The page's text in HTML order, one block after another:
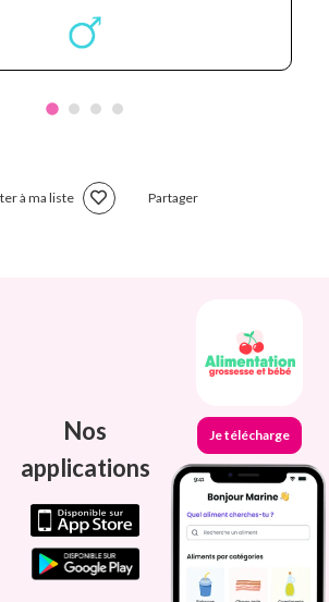
à ma liste Partager
Nos
applications
Je télécharge